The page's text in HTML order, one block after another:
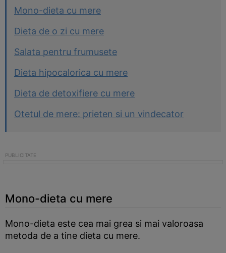
Mono-dieta cu mere
Dieta de o zi cu mere
Salata pentru frumusete
Dieta hipocalorica cu mere
Dieta de detoxifiere cu mere
Otetul de mere: prieten si un vindecator
Mono-dieta cu mere
Mono-dieta este cea mai grea si mai valoroasa
metoda de a tine dieta cu mere.